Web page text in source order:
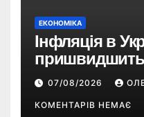
ЕКОНОМІКА
Інфляція в
році —
07/08/2026
КОМЕНТАРІВ НЕМАЄ